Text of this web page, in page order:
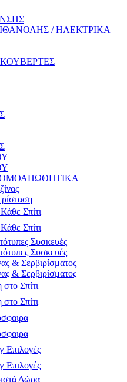
/ ΗΛΕΚΤΡΙΚΑ
Σπίτι
Σπίτι
Συσκευές
Συσκευές
& Σερβιρίσματος
& Σερβιρίσματος
Σπίτι
Σπίτι
Δώρα